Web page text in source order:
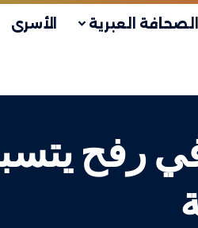
الصحافة العبرية الأسرى
رفح